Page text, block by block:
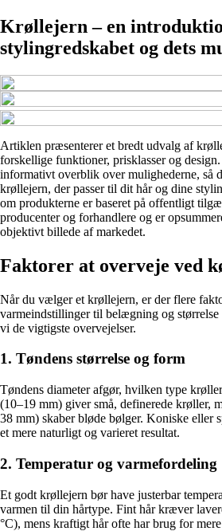
Krøllejern – en
stylingredskabet og dets
Artiklen præsenterer et bredt udvalg af
forskellige funktioner, prisklasser og
informativt overblik over mulighederne, så
krøllejern, der passer til dit hår og dine
om produkterne er baseret på offentligt
producenter og forhandlere og er
objektivt billede af markedet.
Faktorer at overveje ved
Når du vælger et krøllejern, er der flere
varmeindstillinger til belægning og størrelse
vi de vigtigste overvejelser.
1. Tøndens størrelse og form
Tøndens diameter afgør, hvilken type
(10–19 mm) giver små, definerede krøller,
38 mm) skaber bløde bølger. Koniske eller
et mere naturligt og varieret resultat.
2. Temperatur og varmefordeling
Et godt krøllejern bør have justerbar
varmen til din hårtype. Fint hår kræver
°C), mens kraftigt hår ofte har brug for